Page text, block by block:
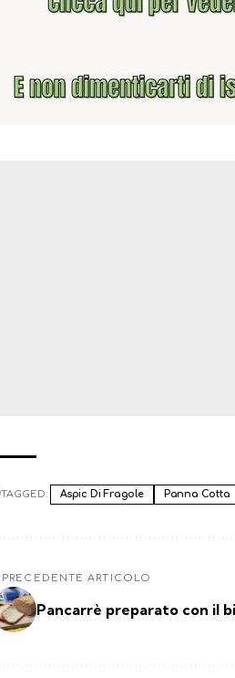
TAGGED: Aspic Di Fragole Panna Cotta
PRECEDENTE ARTICOLO
Pancarrè preparato con il